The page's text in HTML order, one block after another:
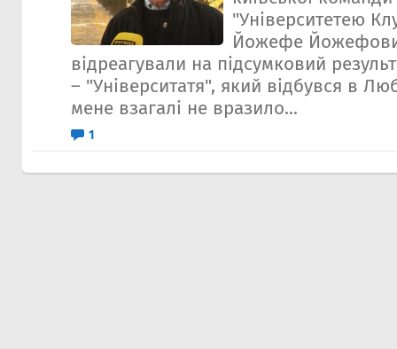
"Університетею
Йожефе
відреагували на підсумковий
– "Університатя", який відбувся в
мене взагалі не вразило...
1